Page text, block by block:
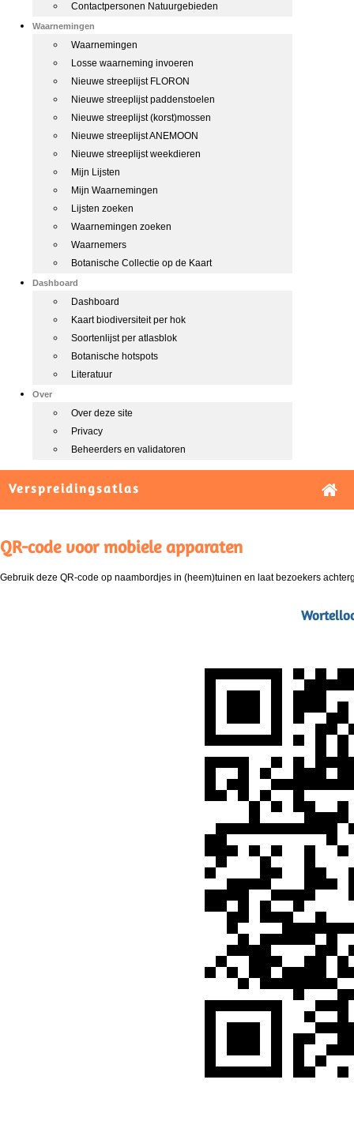
Contactpersonen Natuurgebieden
Waarnemingen
Waarnemingen
Losse waarneming invoeren
Nieuwe streeplijst FLORON
Nieuwe streeplijst paddenstoelen
Nieuwe streeplijst (korst)mossen
Nieuwe streeplijst ANEMOON
Nieuwe streeplijst weekdieren
Mijn Lijsten
Mijn Waarnemingen
Lijsten zoeken
Waarnemingen zoeken
Waarnemers
Botanische Collectie op de Kaart
Dashboard
Dashboard
Kaart biodiversiteit per hok
Soortenlijst per atlasblok
Botanische hotspots
Literatuur
Over
Over deze site
Privacy
Beheerders en validatoren
Verspreidingsatlas
QR-code voor mobiele apparaten
Gebruik deze QR-code op naambordjes in (heem)tuinen en laat bezoekers